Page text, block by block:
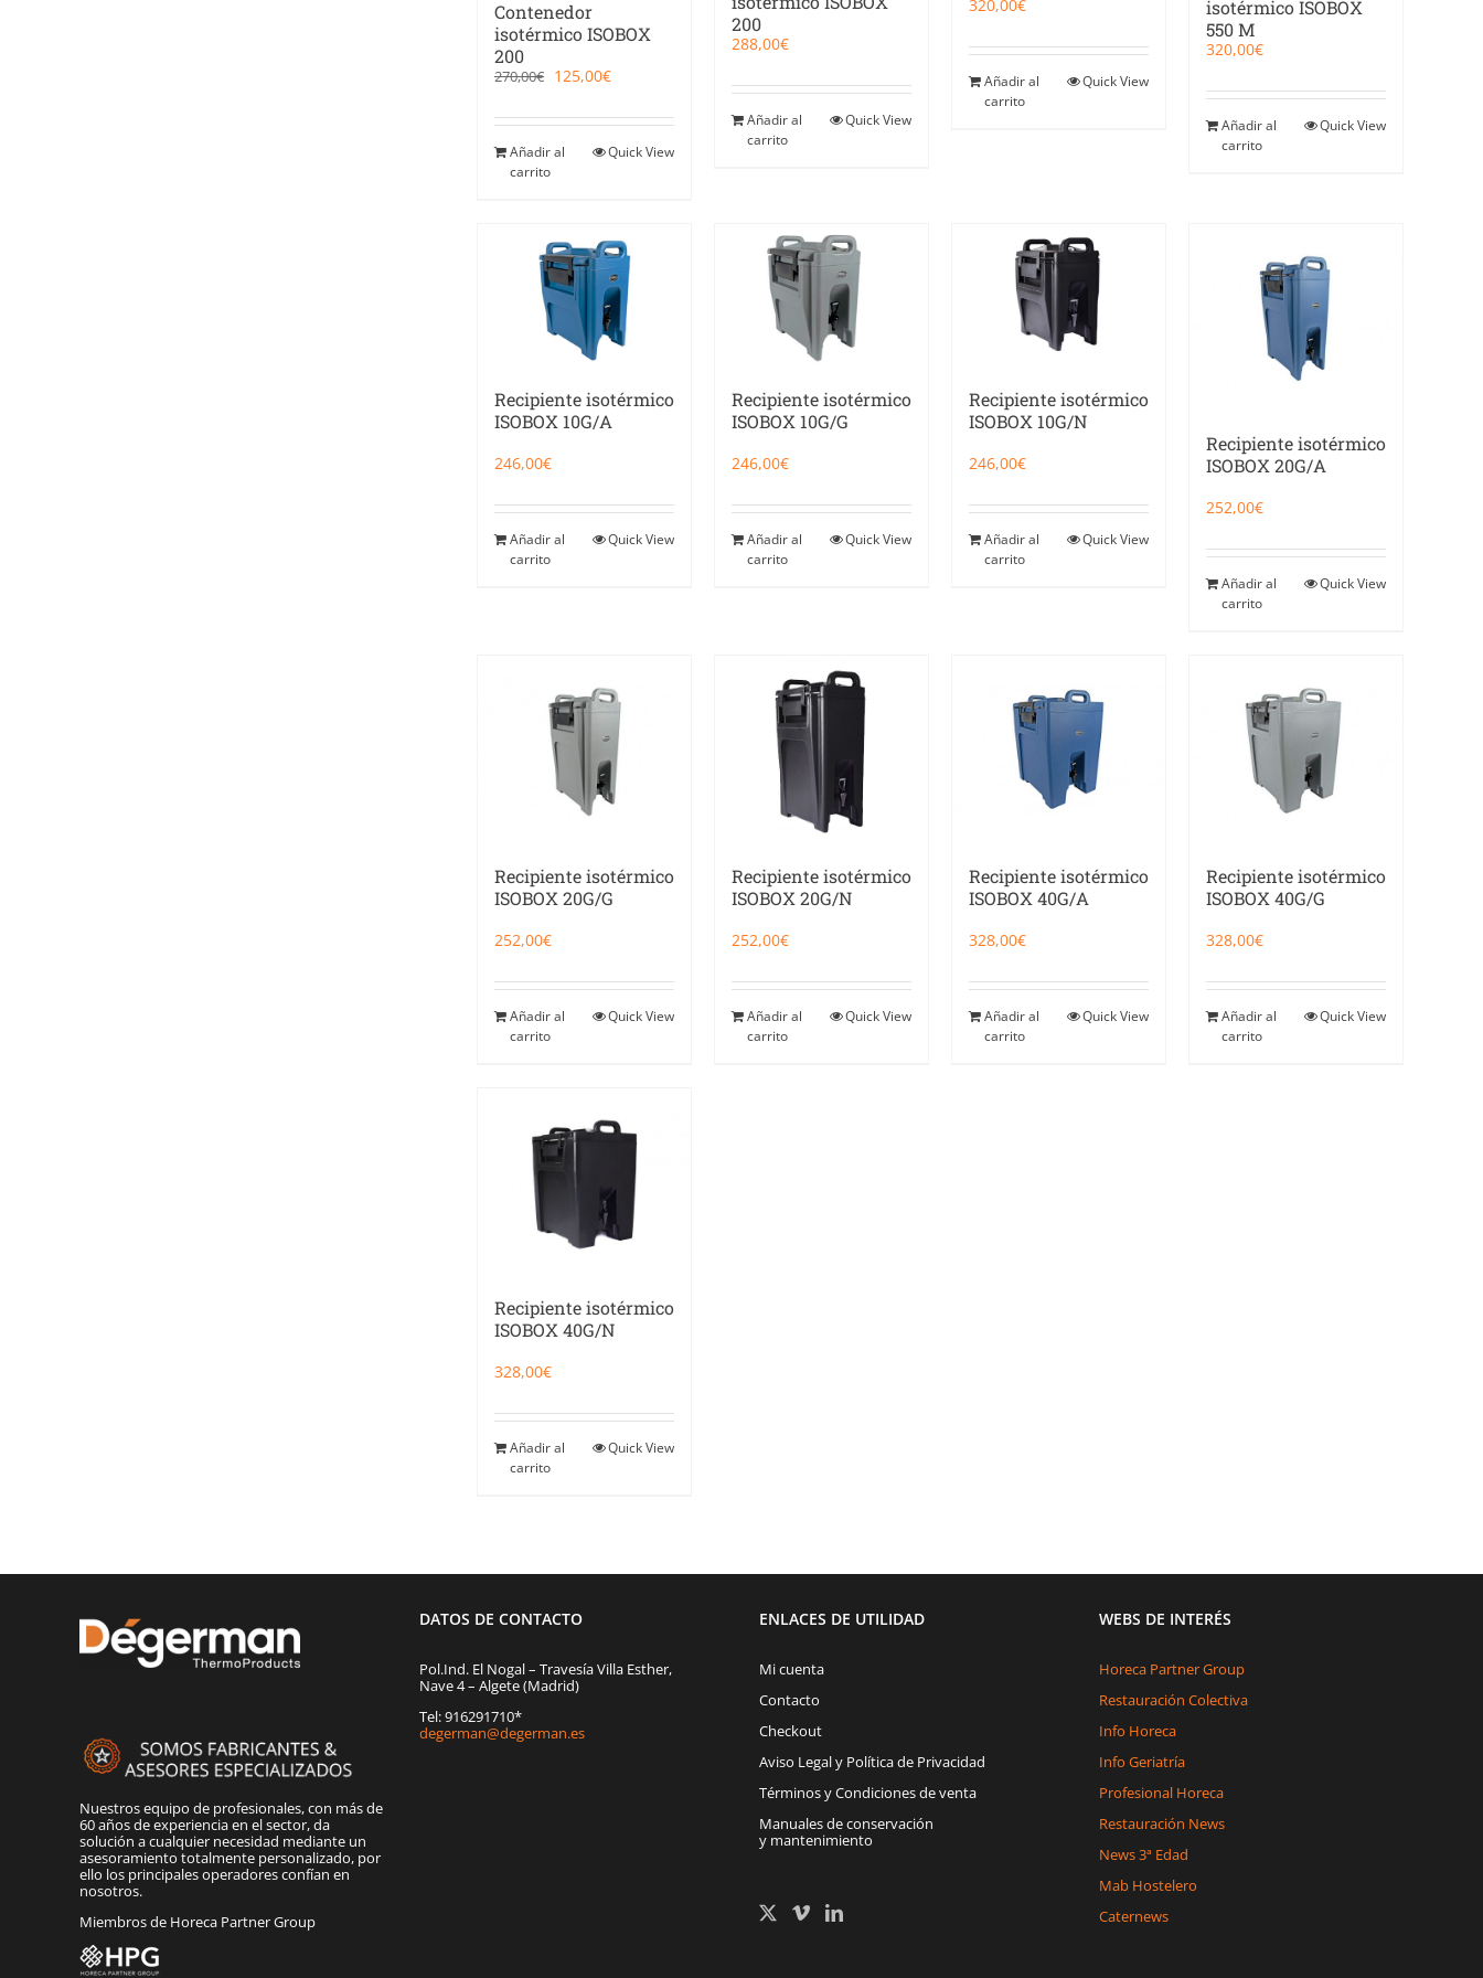
Contenedor
isotérmico ISOBOX
200
270,00€ El
era:
270,00€.
125,00€El
es:
125,00€.
Añadir al
carrito
Quick View
200
288,00€
Añadir al
carrito
Quick View
320,00€
Añadir al
carrito
Quick View
isotérmico ISOBOX
550 M
320,00€
Añadir al
carrito
Quick View
Recipiente isotérmico
ISOBOX 10G/A
246,00€
Añadir al
carrito
Quick View
Recipiente isotérmico
ISOBOX 10G/G
246,00€
Añadir al
carrito
Quick View
Recipiente isotérmico
ISOBOX 10G/N
246,00€
Añadir al
carrito
Quick View
Recipiente isotérmico
ISOBOX 20G/A
252,00€
Añadir al
carrito
Quick View
Recipiente isotérmico
ISOBOX 20G/G
252,00€
Añadir al
carrito
Quick View
Recipiente isotérmico
ISOBOX 20G/N
252,00€
Añadir al
carrito
Quick View
Recipiente isotérmico
ISOBOX 40G/A
328,00€
Añadir al
carrito
Quick View
Recipiente isotérmico
ISOBOX 40G/G
328,00€
Añadir al
carrito
Quick View
Recipiente isotérmico
ISOBOX 40G/N
328,00€
Añadir al
carrito
Quick View
Nuestros equipo de profesionales, con más de
60 años de experiencia en el sector, da
solución a cualquier necesidad mediante un
asesoramiento totalmente personalizado, por
ello los principales operadores confían en
nosotros.
Miembros de Horeca Partner Group
DATOS DE CONTACTO
Pol.Ind. El Nogal – Travesía Villa Esther,
Nave 4 – Algete (Madrid)
Tel: 916291710*
degerman@degerman.es
ENLACES DE UTILIDAD
Mi cuenta
Contacto
Checkout
Aviso Legal y Política de Privacidad
Términos y Condiciones de venta
Manuales de conservación
y mantenimiento
WEBS DE INTERÉS
Horeca Partner Group
Restauración Colectiva
Info Horeca
Info Geriatría
Profesional Horeca
Restauración News
News 3ª Edad
Mab Hostelero
Caternews